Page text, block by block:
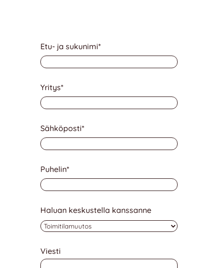
Etu- ja sukunimi*
Yritys*
Sähköposti*
Puhelin*
Haluan keskustella kanssanne
Viesti